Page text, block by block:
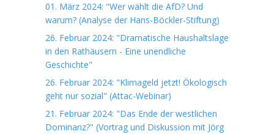
01. März 2024: "Wer wählt die AfD? Und
warum? (Analyse der Hans-Böckler-Stiftung)
26. Februar 2024: "Dramatische Haushaltslage
in den Rathäusern - Eine unendliche
Geschichte"
26. Februar 2024: "Klimageld jetzt! Ökologisch
geht nur sozial" (Attac-Webinar)
21. Februar 2024: "Das Ende der westlichen
Dominanz?" (Vortrag und Diskussion mit Jörg